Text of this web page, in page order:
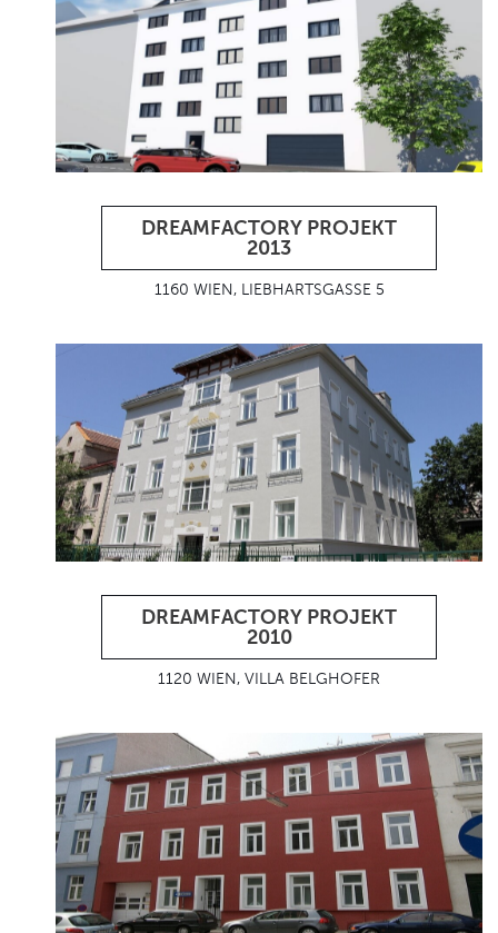
DREAMFACTORY PROJEKT
2013
1160 WIEN, LIEBHARTSGASSE 5
DREAMFACTORY PROJEKT
2010
1120 WIEN, VILLA BELGHOFER